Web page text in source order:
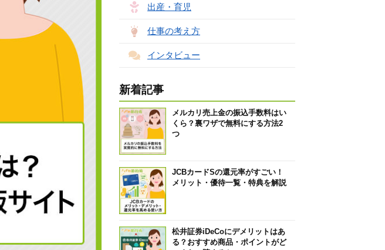
出産・育児
仕事の考え方
インタビュー
新着記事
メルカリ売上金の振込手数料はい
くら？裏ワザで無料にする方法2
つ
JCBカードSの還元率がすごい！
メリット・優待一覧・特典を解説
松井証券iDeCoにデメリットはあ
る？おすすめ商品・ポイントがど